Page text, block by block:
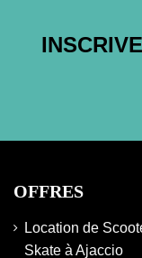
OFFRES
Location de
Skate à Ajaccio